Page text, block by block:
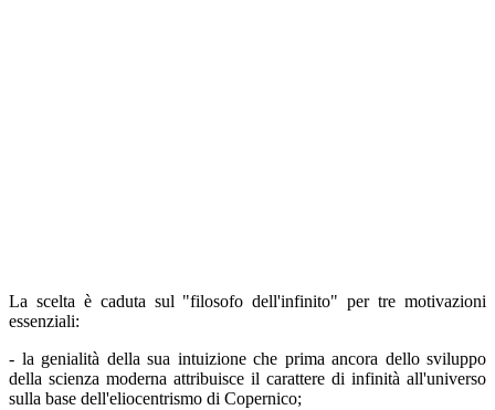
La scelta è caduta sul "filosofo dell'infinito" per tre motivazioni
essenziali:
- la genialità della sua intuizione che prima ancora dello sviluppo
della scienza moderna attribuisce il carattere di infinità all'universo
sulla base dell'eliocentrismo di Copernico;